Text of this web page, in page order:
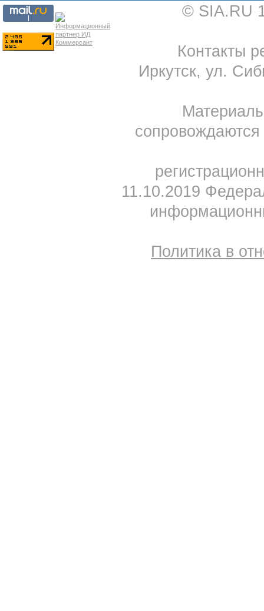
© SIA.RU
Контакты
Иркутск, ул.
11.10.2019
Политика в